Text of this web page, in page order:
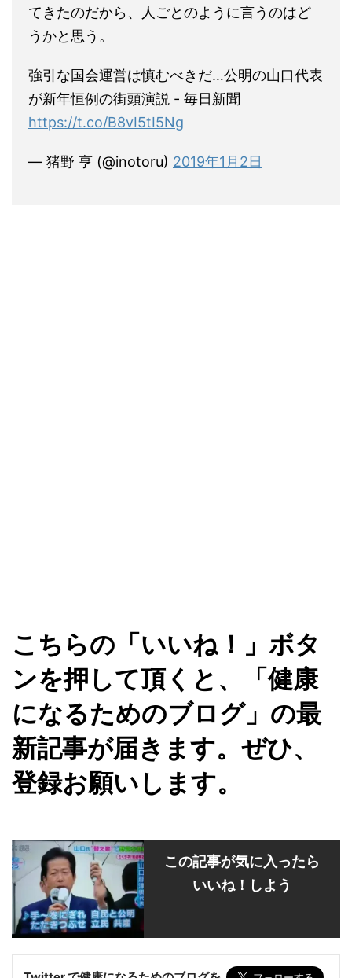
てきたのだから、人ごとのように言うのはど
うかと思う。
強引な国会運営は慎むべきだ…公明の山口代表
が新年恒例の街頭演説 - 毎日新聞
https://t.co/B8vI5tI5Ng
— 猪野 亨 (@inotoru) 2019年1月2日
こちらの「いいね！」ボタ
ンを押して頂くと、「健康
になるためのブログ」の最
新記事が届きます。ぜひ、
登録お願いします。
この記事が気に入ったら
いいね！しよう